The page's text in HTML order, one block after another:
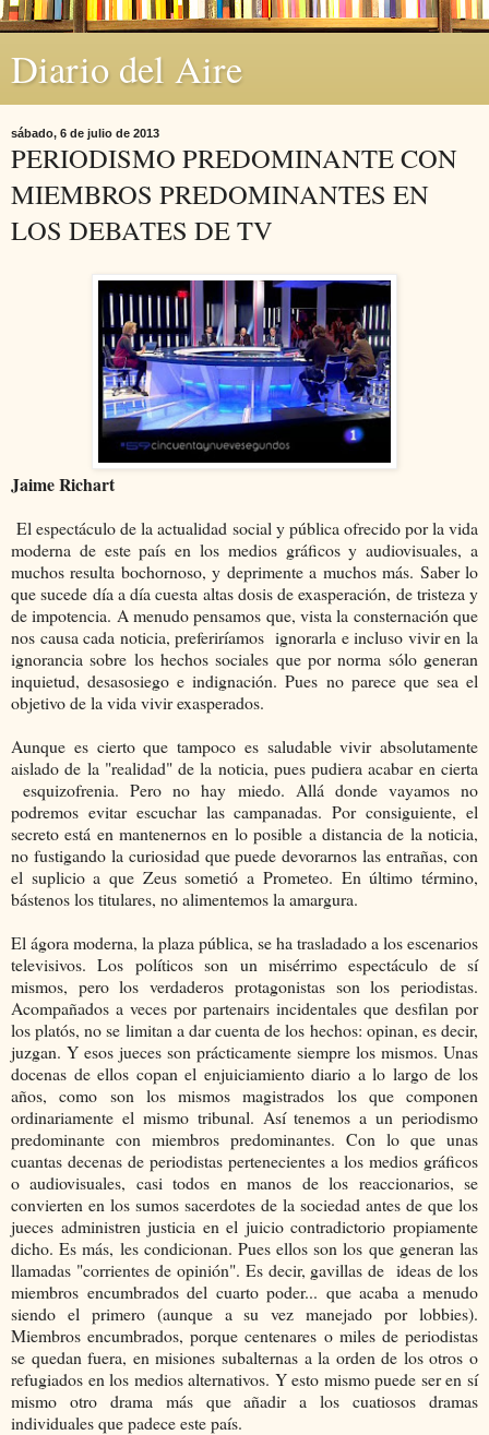
Diario del Aire
sábado, 6 de julio de 2013
PERIODISMO PREDOMINANTE CON
MIEMBROS PREDOMINANTES EN
LOS DEBATES DE TV
Jaime Richart
El espectáculo de la actualidad social y pública ofrecido por la vida
moderna de este país en los medios gráficos y audiovisuales, a
muchos resulta bochornoso, y deprimente a muchos más. Saber lo
que sucede día a día cuesta altas dosis de exasperación, de tristeza y
de impotencia. A menudo pensamos que, vista la consternación que
nos causa cada noticia, preferiríamos ignorarla e incluso vivir en la
ignorancia sobre los hechos sociales que por norma sólo generan
inquietud, desasosiego e indignación. Pues no parece que sea el
objetivo de la vida vivir exasperados.
Aunque es cierto que tampoco es saludable vivir absolutamente
aislado de la "realidad" de la noticia, pues pudiera acabar en cierta
esquizofrenia. Pero no hay miedo. Allá donde vayamos no
podremos evitar escuchar las campanadas. Por consiguiente, el
secreto está en mantenernos en lo posible a distancia de la noticia,
no fustigando la curiosidad que puede devorarnos las entrañas, con
el suplicio a que Zeus sometió a Prometeo. En último término,
bástenos los titulares, no alimentemos la amargura.
El ágora moderna, la plaza pública, se ha trasladado a los escenarios
televisivos. Los políticos son un misérrimo espectáculo de sí
mismos, pero los verdaderos protagonistas son los periodistas.
Acompañados a veces por partenairs incidentales que desfilan por
los platós, no se limitan a dar cuenta de los hechos: opinan, es decir,
juzgan. Y esos jueces son prácticamente siempre los mismos. Unas
docenas de ellos copan el enjuiciamiento diario a lo largo de los
años, como son los mismos magistrados los que componen
ordinariamente el mismo tribunal. Así tenemos a un periodismo
predominante con miembros predominantes. Con lo que unas
cuantas decenas de periodistas pertenecientes a los medios gráficos
o audiovisuales, casi todos en manos de los reaccionarios, se
convierten en los sumos sacerdotes de la sociedad antes de que los
jueces administren justicia en el juicio contradictorio propiamente
dicho. Es más, les condicionan. Pues ellos son los que generan las
llamadas "corrientes de opinión". Es decir, gavillas de ideas de los
miembros encumbrados del cuarto poder... que acaba a menudo
siendo el primero (aunque a su vez manejado por lobbies).
Miembros encumbrados, porque centenares o miles de periodistas
se quedan fuera, en misiones subalternas a la orden de los otros o
refugiados en los medios alternativos. Y esto mismo puede ser en sí
mismo otro drama más que añadir a los cuatiosos dramas
individuales que padece este país.